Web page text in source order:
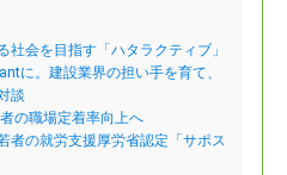
社会を目指す「ハタラクティブ」
に。建設業界の担い手を育て、
談
の職場定着率向上へ
者の就労支援厚労省認定「サポス